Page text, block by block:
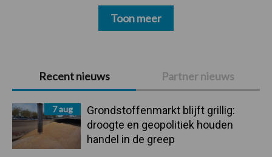
Primaire
Sidebar
Recent nieuws Partner nieuws
7 aug
Grondstoffenmarkt blijft grillig:
droogte en geopolitiek houden
handel in de greep
Toon meer